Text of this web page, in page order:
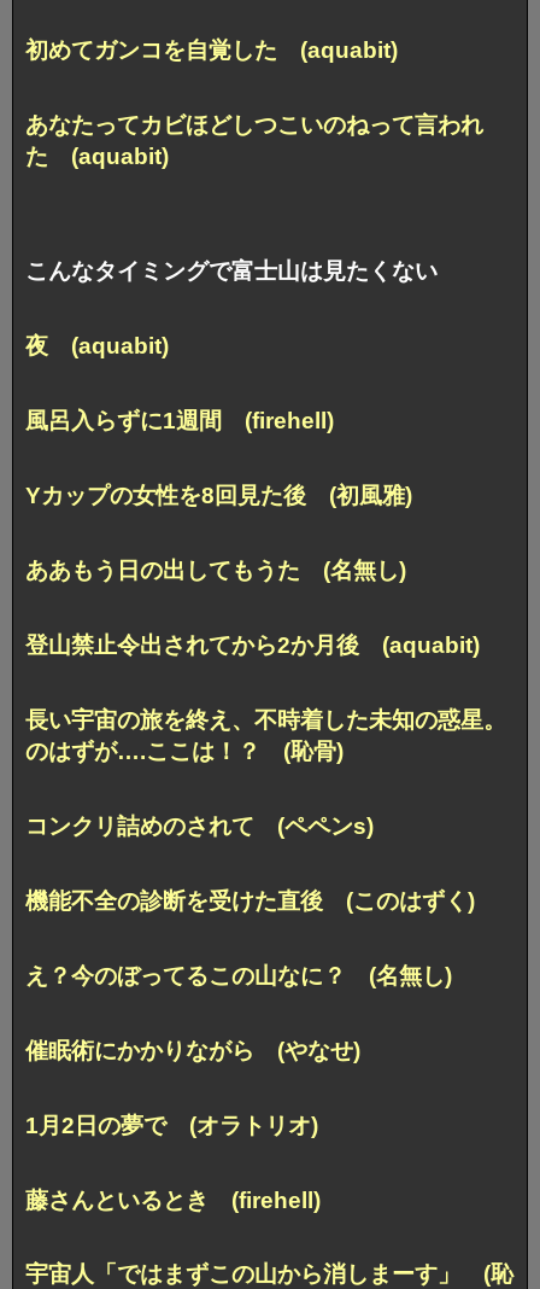
初めてガンコを自覚した (aquabit)
あなたってカビほどしつこいのねって言われ
た (aquabit)
こんなタイミングで富士山は見たくない
夜 (aquabit)
風呂入らずに1週間 (firehell)
Yカップの女性を8回見た後 (初風雅)
ああもう日の出してもうた (名無し)
登山禁止令出されてから2か月後 (aquabit)
長い宇宙の旅を終え、不時着した未知の惑星。
のはずが….ここは！？ (恥骨)
コンクリ詰めのされて (ペペンs)
機能不全の診断を受けた直後 (このはずく)
え？今のぼってるこの山なに？ (名無し)
催眠術にかかりながら (やなせ)
1月2日の夢で (オラトリオ)
藤さんといるとき (firehell)
宇宙人「ではまずこの山から消しまーす」 (恥